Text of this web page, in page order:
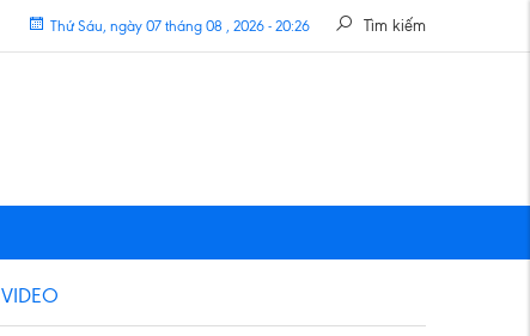
Tìm kiếm
Thứ Sáu, ngày 07 tháng 08 , 2026 - 20:26
VIDEO